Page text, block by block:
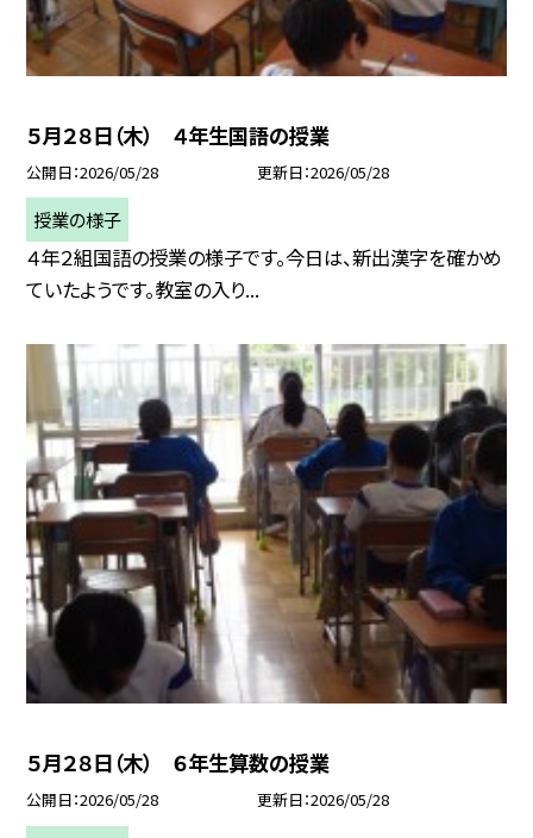
５月２８日（木） ４年生国語の授業
公開日 2026/05/28 更新日 2026/05/28
授業の様子
４年２組国語の授業の様子です。今日は、新出漢字を確かめ
ていたようです。教室の入り...
５月２８日（木） ６年生算数の授業
公開日 2026/05/28 更新日 2026/05/28